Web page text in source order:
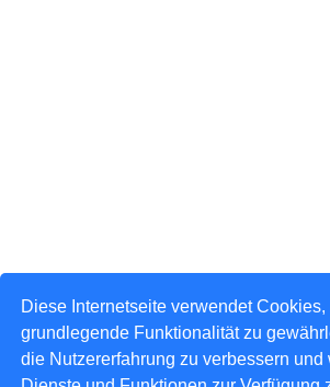
Diese Internetseite verwendet Cookies,
grundlegende Funktionalität zu
die Nutzererfahrung zu verbessern und